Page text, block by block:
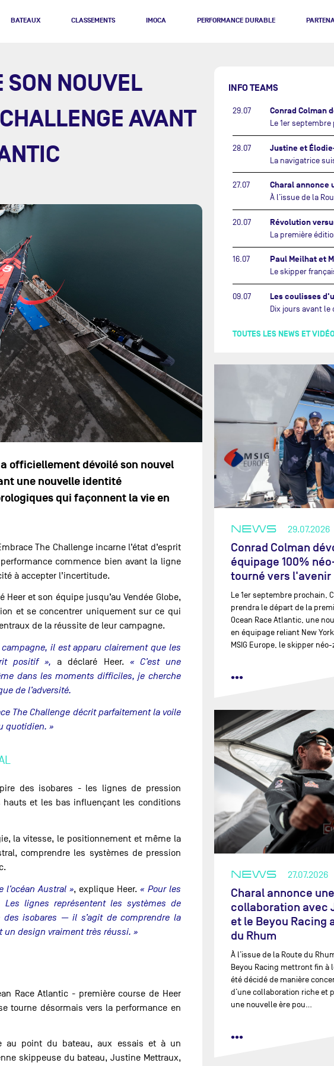
BATEAUX CLASSEMENTS IMOCA PERFORMANCE DURABLE
SON NOUVEL
AVANT
officiellement dévoilé son nouvel
une nouvelle identité
qui façonnent la vie en
The Challenge incarne l’état d’esprit
commence bien avant la ligne
à accepter l’incertitude.
et son équipe jusqu’au Vendée Globe,
et se concentrer uniquement sur ce qui
de la réussite de leur campagne.
il est apparu clairement que les
positif », a déclaré Heer. « C’est une
dans les moments difficiles, je cherche
de l’adversité.
The Challenge décrit parfaitement la voile
quotidien. »
des isobares - les lignes de pression
et les bas influençant les conditions
la vitesse, le positionnement et même la
comprendre les systèmes de pression
l’océan Austral », explique Heer. « Pour les
lignes représentent les systèmes de
isobares — il s’agit de comprendre la
un design vraiment très réussi. »
Race Atlantic - première course de Heer
tourne désormais vers la performance en
au point du bateau, aux essais et à un
skippeuse du bateau, Justine Mettraux,
INFO TEAMS
29.07
28.07
27.07
20.07
16.07
09.07
TOUTES LES NEWS ET
NEWS 29.07.2026
Conrad Colman
équipage 100%
tourné vers l'avenir
Le 1er septembre prochain,
prendra le départ de la
Ocean Race Atlantic, une
en équipage reliant New
MSIG Europe, le skipper
•••
NEWS 27.07.2026
Charal annonce
collaboration avec
et le Beyou Racing
du Rhum
À l’issue de la Route du
Beyou Racing mettront fin à
été décidé de manière
d’une collaboration riche et
une nouvelle ère pou…
•••